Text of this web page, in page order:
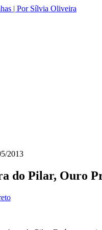
2013
do Pilar, Ouro